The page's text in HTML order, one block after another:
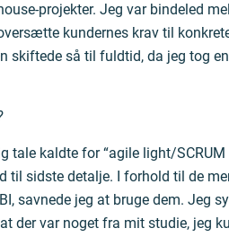
projekter. Jeg var bindeled
kundernes krav til
skiftede så til fuldtid, da jeg tog
tale kaldte for “agile light/SCRUM
til sidste detalje. I forhold til de
savnede jeg at bruge dem. Jeg
der var noget fra mit studie, jeg